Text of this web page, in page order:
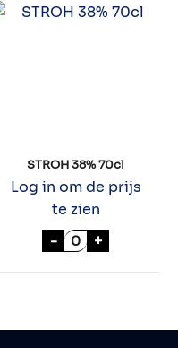
STROH 38% 70cl
Log in om de prijs
te zien
- STROH 38%
+